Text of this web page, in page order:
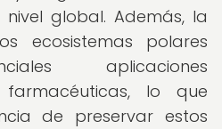
global. Además, la
ecosistemas polares
aplicaciones
lo que
de preservar estos